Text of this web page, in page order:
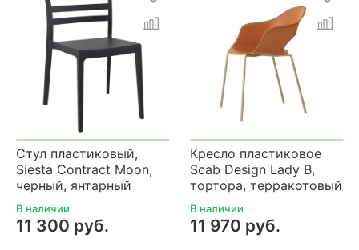
Стул пластиковый,
Siesta Contract Moon,
черный, янтарный
В наличии
11 300 руб.
Кресло пластиковое
Scab Design Lady B,
тортора, терракотовый
В наличии
11 970 руб.